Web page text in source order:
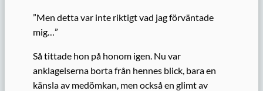
”Men detta var inte riktigt vad jag förväntade
mig…”
Så tittade hon på honom igen. Nu var
anklagelserna borta från hennes blick, bara en
känsla av medömkan, men också en glimt av